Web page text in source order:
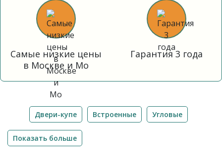
Самые низкие цены
в Москве и Мо
Гарантия 3 года
Двери-купе Встроенные Угловые
Показать больше